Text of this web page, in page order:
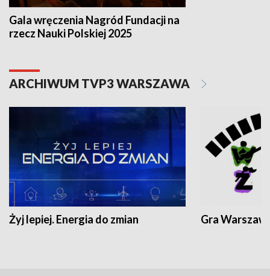
Gala wręczenia Nagród Fundacji na
rzecz Nauki Polskiej 2025
ARCHIWUM TVP3 WARSZAWA
Żyj lepiej. Energia do zmian Gra